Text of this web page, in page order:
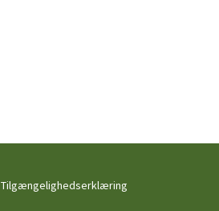
Tilgængelighedserklæring